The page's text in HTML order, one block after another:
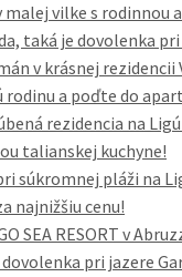
malej vilke s
taká je dovolenka pri
v krásnej rezidencii
rodinu a poďte do
rezidencia na
talianskej kuchyne!
súkromnej pláži na
najnižšiu cenu!
SEA RESORT v
pri jazere